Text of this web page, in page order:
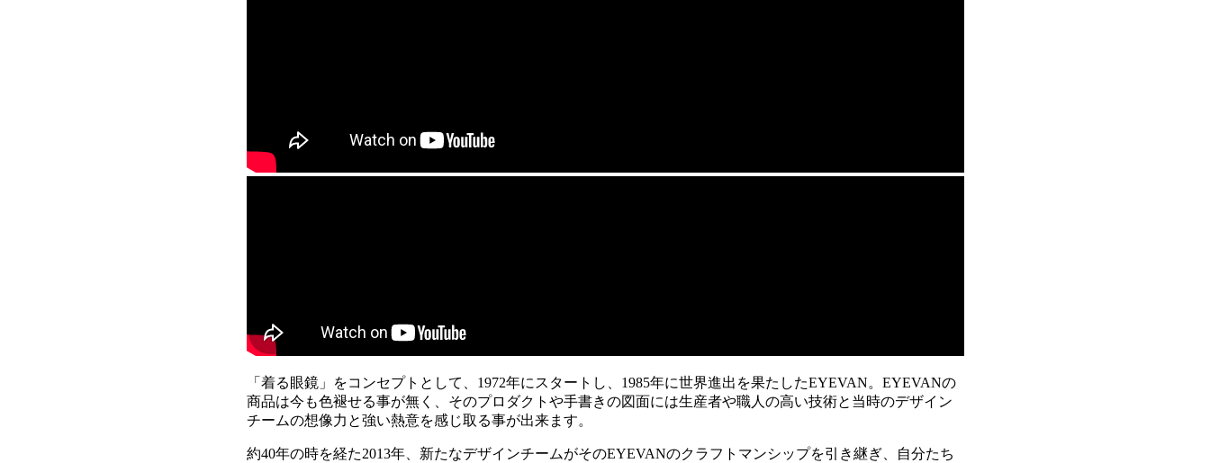
「着る眼鏡」をコンセプトとして、1972年にスタートし、1985年に世界進出を果たしたEYEVAN。EYEVANの
商品は今も色褪せる事が無く、そのプロダクトや手書きの図面には生産者や職人の高い技術と当時のデザイン
チームの想像力と強い熱意を感じ取る事が出来ます。
約40年の時を経た2013年、新たなデザインチームがそのEYEVANのクラフトマンシップを引き継ぎ、自分たち